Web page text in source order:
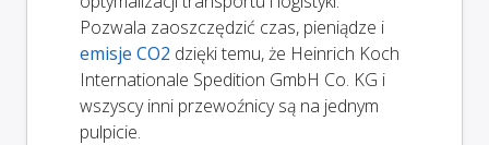
Pozwala zaoszczędzić czas, pieniądze i
emisje CO2 dzięki temu, że Heinrich Koch
Internationale Spedition GmbH Co. KG i
wszyscy inni przewoźnicy są na jednym
pulpicie.